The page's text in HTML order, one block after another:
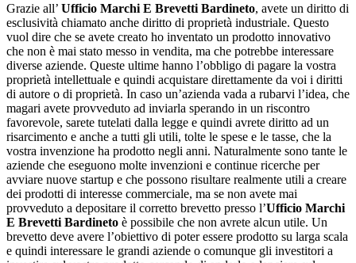
Grazie all’ Ufficio Marchi E Brevetti Bardineto, avete un diritto di
esclusività chiamato anche diritto di proprietà industriale. Questo
vuol dire che se avete creato ho inventato un prodotto innovativo
che non è mai stato messo in vendita, ma che potrebbe interessare
diverse aziende. Queste ultime hanno l’obbligo di pagare la vostra
proprietà intellettuale e quindi acquistare direttamente da voi i diritti
di autore o di proprietà. In caso un’azienda vada a rubarvi l’idea, che
magari avete provveduto ad inviarla sperando in un riscontro
favorevole, sarete tutelati dalla legge e quindi avrete diritto ad un
risarcimento e anche a tutti gli utili, tolte le spese e le tasse, che la
vostra invenzione ha prodotto negli anni. Naturalmente sono tante le
aziende che eseguono molte invenzioni e continue ricerche per
avviare nuove startup e che possono risultare realmente utili a creare
dei prodotti di interesse commerciale, ma se non avete mai
provveduto a depositare il corretto brevetto presso l’Ufficio Marchi
E Brevetti Bardineto è possibile che non avrete alcun utile. Un
brevetto deve avere l’obiettivo di poter essere prodotto su larga scala
e quindi interessare le grandi aziende o comunque gli investitori a